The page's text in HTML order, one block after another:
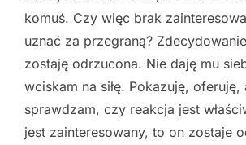
komuś. Czy więc brak
uznać za przegraną?
zostaję odrzucona. Nie daję mu
wciskam na siłę. Pokazuję, oferuję,
sprawdzam, czy reakcja jest
jest zainteresowany, to on zostaje